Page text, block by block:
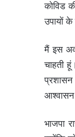
कोविड
उपायों के
मैं इस
चाहती
आश्वासन
भाजपा